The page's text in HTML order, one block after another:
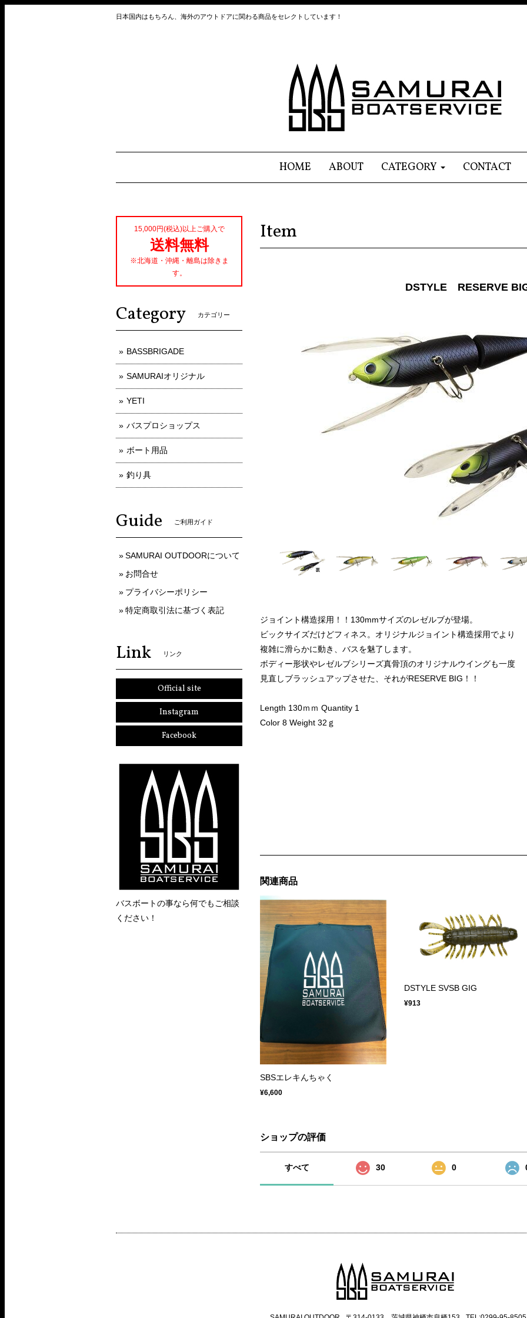
日本国内はもちろん、海外のアウトドアに関わる商品をセレクトしています！
HOME ABOUT CATEGORY CONTACT
Item
DSTYLE RESERVE
ジョイント構造採用！！130mmサイズのレゼルブが登場。
ビックサイズだけどフィネス。オリジナルジョイント構造採用でより
複雑に滑らかに動き、バスを魅了します。
ボディー形状やレゼルブシリーズ真骨頂のオリジナルウイングも一度
見直しブラッシュアップさせた、それがRESERVE BIG！！
Length 130ｍｍ Quantity 1
Color 8 Weight 32ｇ
関連商品
SBSエレキんちゃく
¥6,600
DSTYLE SVSB GIG
¥913
ショップの評価
すべて 30 0
15,000円(税込)以上ご購入で
送料無料
※北海道・沖縄・離島は除きま
す。
Category カテゴリー
BASSBRIGADE
SAMURAIオリジナル
YETI
バスプロショップス
ボート用品
釣り具
Guide ご利用ガイド
SAMURAI OUTDOORについて
お問合せ
プライバシーポリシー
特定商取引法に基づく表記
Link リンク
Official site
Instagram
Facebook
バスボートの事なら何でもご相談
ください！